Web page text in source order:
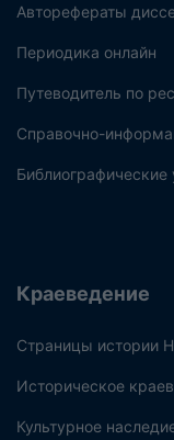
Авторефераты
Периодика онлайн
Путеводитель по
Справочно-
Библиографические
Краеведение
Страницы истории
Историческое
Культурное